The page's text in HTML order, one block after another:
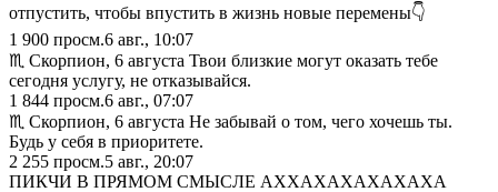
отпустить, чтобы впустить в жизнь новые перемены👇
1 900 просм.6 авг., 10:07
♏︎ Скорпион, 6 августа Твои близкие могут оказать тебе
сегодня услугу, не отказывайся.
1 844 просм.6 авг., 07:07
♏︎ Скорпион, 6 августа Не забывай о том, чего хочешь ты.
Будь у себя в приоритете.
2 255 просм.5 авг., 20:07
ПИКЧИ В ПРЯМОМ СМЫСЛЕ АХХАХАХАХАХАХА